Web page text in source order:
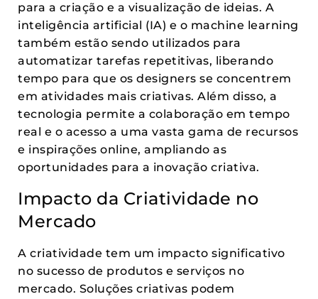
para a criação e a visualização de ideias. A
inteligência artificial (IA) e o machine learning
também estão sendo utilizados para
automatizar tarefas repetitivas, liberando
tempo para que os designers se concentrem
em atividades mais criativas. Além disso, a
tecnologia permite a colaboração em tempo
real e o acesso a uma vasta gama de recursos
e inspirações online, ampliando as
oportunidades para a inovação criativa.
Impacto da Criatividade no
Mercado
A criatividade tem um impacto significativo
no sucesso de produtos e serviços no
mercado. Soluções criativas podem